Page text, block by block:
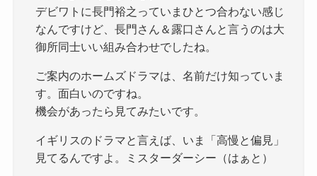
デビワトに長門裕之っていまひとつ合わない感じ
なんですけど、長門さん＆露口さんと言うのは大
御所同士いい組み合わせでしたね。
ご案内のホームズドラマは、名前だけ知っていま
す。面白いのですね。
機会があったら見てみたいです。
イギリスのドラマと言えば、いま「高慢と偏見」
見てるんですよ。ミスターダーシー（はぁと）